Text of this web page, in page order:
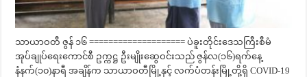
သာယာဝတီ ဇွန် ၁၆ ==================== ပဲခူးတိုင်းဒေသကြီးစီမံ
အုပ်ချုပ်ရေးကောင်စီ ဥက္ကဋ္ဌ ဦးမျိုးဆွေဝင်းသည် ဇွန်လ(၁၆)ရက်နေ့
နံနက်(၁၀)နာရီ အချိန်က သာယာဝတီမြို့နှင့် လက်ပံတန်းမြို့တို့ရှိ COVID-19